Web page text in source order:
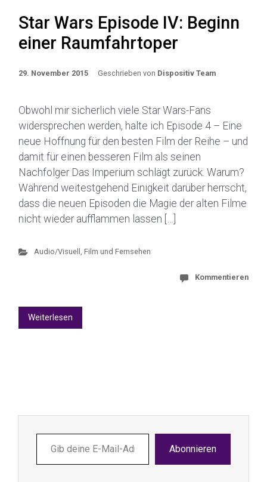
Star Wars Episode IV: Beginn
einer Raumfahrtoper
29. November 2015 Geschrieben von Dispositiv Team
Obwohl mir sicherlich viele Star Wars-Fans
widersprechen werden, halte ich Episode 4 – Eine
neue Hoffnung für den besten Film der Reihe – und
damit für einen besseren Film als seinen
Nachfolger Das Imperium schlägt zurück. Warum?
Während weitestgehend Einigkeit darüber herrscht,
dass die neuen Episoden die Magie der alten Filme
nicht wieder aufflammen lassen […]
Audio/Visuell , Film und Fernsehen
Kommentieren
Weiterlesen
deine
E-
Abonnieren